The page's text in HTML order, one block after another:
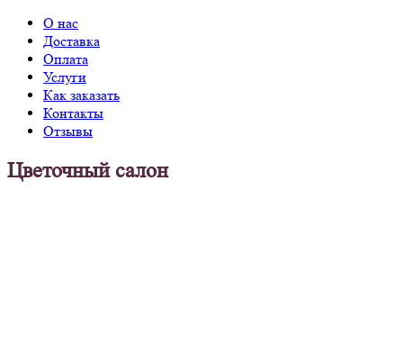
О нас
Доставка
Оплата
Услуги
Как заказать
Контакты
Отзывы
Цветочный салон